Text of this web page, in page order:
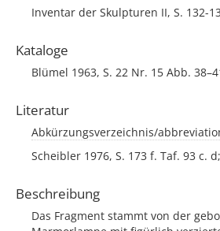
Inventar der Skulpturen II, S. 132-
Kataloge
Blümel 1963, S. 22 Nr. 15 Abb.
Literatur
Abkürzungsverzeichnis/
Scheibler 1976, S. 173 f. Taf. 93 c.
Beschreibung
Das Fragment stammt von der